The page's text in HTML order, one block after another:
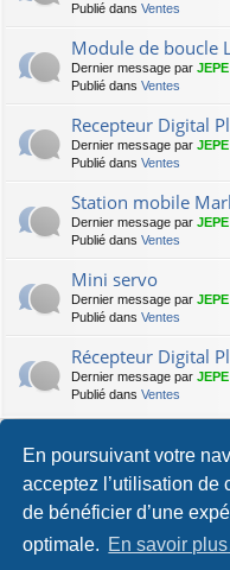
En poursuivant votre
acceptez l’utilisation de
de bénéficier d’une
optimale. En savoir
Publié dans Ventes
Module de boucle
Dernier message par JEPE
Publié dans Ventes
Recepteur Digital
Dernier message par JEPE
Publié dans Ventes
Station mobile
Dernier message par JEPE
Publié dans Ventes
Mini servo
Dernier message par JEPE
Publié dans Ventes
Récepteur Digital
Dernier message par JEPE
Publié dans Ventes
La recherche a
Accueil du forum